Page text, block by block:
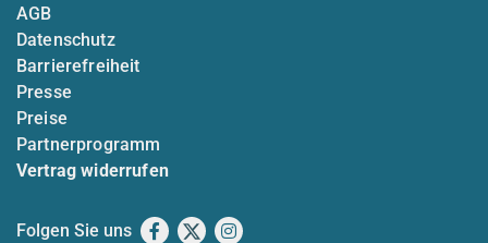
AGB
Datenschutz
Barrierefreiheit
Presse
Preise
Partnerprogramm
Vertrag widerrufen
Folgen Sie uns Facebook
X Instagram